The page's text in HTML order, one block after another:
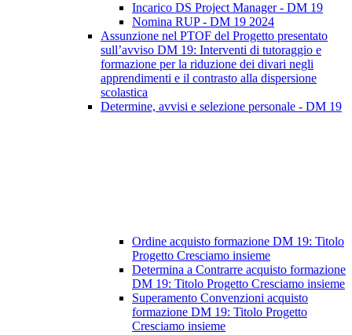
Incarico DS Project Manager - DM 19
Nomina RUP - DM 19 2024
Assunzione nel PTOF del Progetto presentato
sull’avviso DM 19: Interventi di tutoraggio e
formazione per la riduzione dei divari negli
apprendimenti e il contrasto alla dispersione
scolastica
Determine, avvisi e selezione personale - DM 19
Ordine acquisto formazione DM 19: Titolo
Progetto Cresciamo insieme
Determina a Contrarre acquisto formazione
DM 19: Titolo Progetto Cresciamo insieme
Superamento Convenzioni acquisto
formazione DM 19: Titolo Progetto
Cresciamo insieme